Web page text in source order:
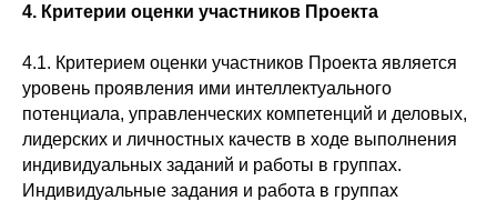
4. Критерии оценки участников Проекта
4.1. Критерием оценки участников Проекта является
уровень проявления ими интеллектуального
потенциала, управленческих компетенций и деловых,
лидерских и личностных качеств в ходе выполнения
индивидуальных заданий и работы в группах.
Индивидуальные задания и работа в группах